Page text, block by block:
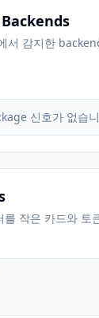
서 감지한
신호가 없습
를 작은 카드와 토